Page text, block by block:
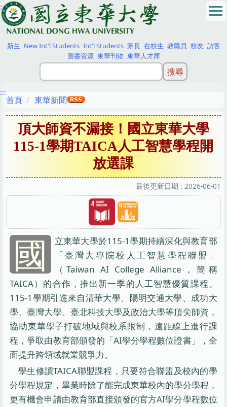
跳
到
主
要
內
:::
新生 New Int'l Students Int'l Students 家長 在校生 教職員 校友 訪客
圖書資源 東華刊物 東華人才庫
:::
首頁 東華新聞
頂大師資不漏接！國立東華大學
115-1學期TAICA人工智慧學程開
放選課
最後更新日期 : 2026-06-01
國
立東華大學於115-1學期持續深化與教育部
「臺灣大專院校人工智慧學程聯盟」
（Taiwan AI College Alliance，簡稱
TAICA）的合作，推出新一季的人工智慧優質課程。
115-1學期引進來自清華大學、陽明交通大學、成功大
學、臺灣大學、臺北科技大學及政治大學等頂尖師資，
協助東華學子打破地域與校系限制，遠距線上進行課
程，爭取由教育部頒發的「AI學分學程數位證書」，全
面提升跨領域就業競爭力。
學生修讀TAICA聯盟課程，只要符合聯盟及校內的學
分學程規定，畢業時除了能完成東華校內的學分學程，
更有機會申請由教育部直接頒發的官方AI學分學程數位